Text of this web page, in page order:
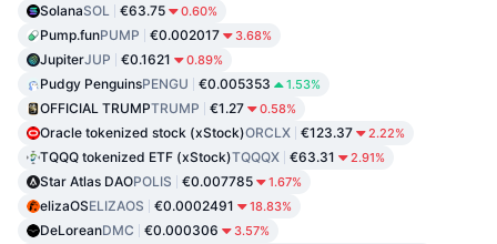
SolanaSOL €63.75 0.60%
Pump.funPUMP €0.002017 3.68%
JupiterJUP €0.1621 0.89%
Pudgy PenguinsPENGU €0.005353 1.53%
OFFICIAL TRUMPTRUMP €1.27 0.58%
Oracle tokenized stock (xStock)ORCLX €123.37 2.22%
TQQQ tokenized ETF (xStock)TQQQX €63.31 2.91%
Star Atlas DAOPOLIS €0.007785 1.67%
elizaOSELIZAOS €0.0002491 18.83%
DeLoreanDMC €0.000306 3.57%